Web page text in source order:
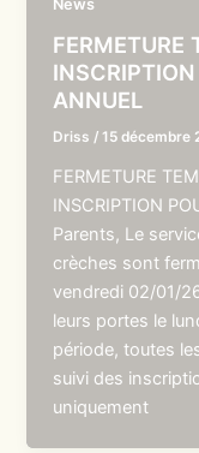
News
FERMETURE
ANNUEL
Driss /15 décembre
FERMETURE
INSCRIPTION
Parents, Le
crèches sont
vendredi 02/01/
leurs portes le
période, toutes
suivi des
uniquement